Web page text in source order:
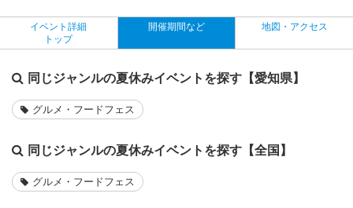
イベント詳細
トップ
開催期間など 地図・アクセス
同じジャンルの夏休みイベントを探す【愛知県】
グルメ・フードフェス
同じジャンルの夏休みイベントを探す【全国】
グルメ・フードフェス